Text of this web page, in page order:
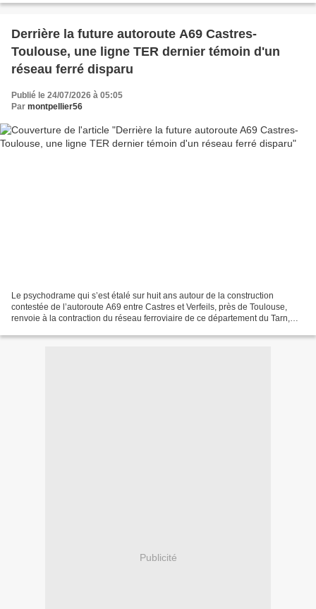
Derrière la future autoroute A69 Castres-
Toulouse, une ligne TER dernier témoin d'un
réseau ferré disparu
Publié le 24/07/2026 à 05:05
Par montpellier56
Le psychodrame qui s’est étalé sur huit ans autour de la construction
contestée de l’autoroute A69 entre Castres et Verfeils, près de Toulouse,
renvoie à la contraction du réseau ferroviaire de ce département du Tarn,
Publicité